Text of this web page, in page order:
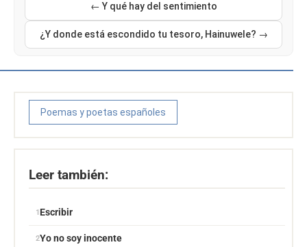
← Y qué hay del sentimiento
¿Y donde está escondido tu tesoro, Hainuwele? →
Poemas y poetas españoles
Leer también:
Escribir
Yo no soy inocente